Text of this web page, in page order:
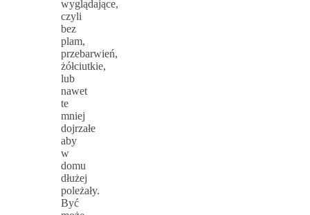
wyglądające,
czyli
bez
plam,
przebarwień,
żółciutkie,
lub
nawet
te
mniej
dojrzałe
aby
w
domu
dłużej
poleżały.
Być